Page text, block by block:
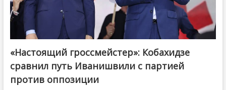
@ქართული ოცნება / Georgian Dream
«Настоящий гроссмейстер»: Кобахидзе
сравнил путь Иванишвили с партией
против оппозиции